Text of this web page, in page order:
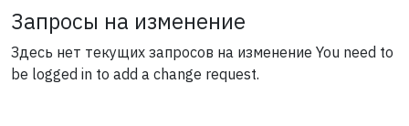
Запросы на изменение
Здесь нет текущих запросов на изменение You need to
be logged in to add a change request.